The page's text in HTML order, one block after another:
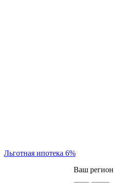
Льготная ипотека 6%
Ваш регион